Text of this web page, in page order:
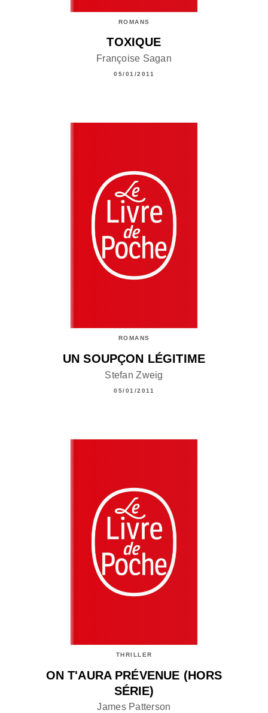
ROMANS
TOXIQUE
Françoise Sagan
05/01/2011
ROMANS
UN SOUPÇON LÉGITIME
Stefan Zweig
05/01/2011
THRILLER
ON T'AURA PRÉVENUE (HORS
SÉRIE)
James Patterson